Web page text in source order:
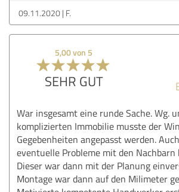
09.11.2020 F.
5,00 von 5
SEHR GUT
War insgesamt eine runde Sache. Wg.
komplizierten Immobilie musste der
Gegebenheiten angepasst werden.
eventuelle Probleme mit den Nachbarn
Dieser war dann mit der Planung
Montage war dann auf den Milimeter